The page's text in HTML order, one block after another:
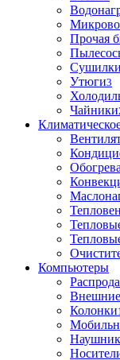
Прочая
Утюги3
Чайники
Компьютеры
Колонки